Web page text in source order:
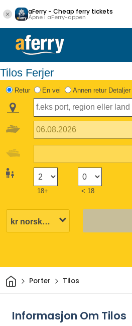
aFerry - Cheap ferry tickets
Åpne i aFerry-appen
Tilos Ferjer
Retur En vei Annen retur Detaljer
18+ < 18
HjemPorter Tilos
Informasjon Om Tilos